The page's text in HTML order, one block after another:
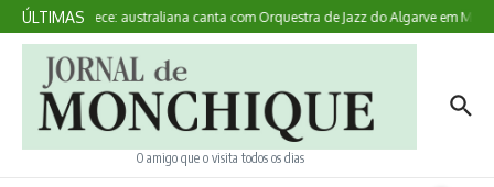
Ir para o conteúdo
ÚLTIMAS
Aqui Acontece: australiana canta com Orquestra de Jazz do Algarve em
O amigo que o visita todos os dias